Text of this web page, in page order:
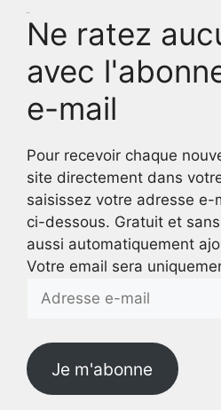
Ne ratez
avec
e-mail
Pour recevoir chaque
site directement dans
saisissez votre adresse e-
ci-dessous. Gratuit et
aussi automatiquement
Votre email sera
Adresse
Je m'abonne